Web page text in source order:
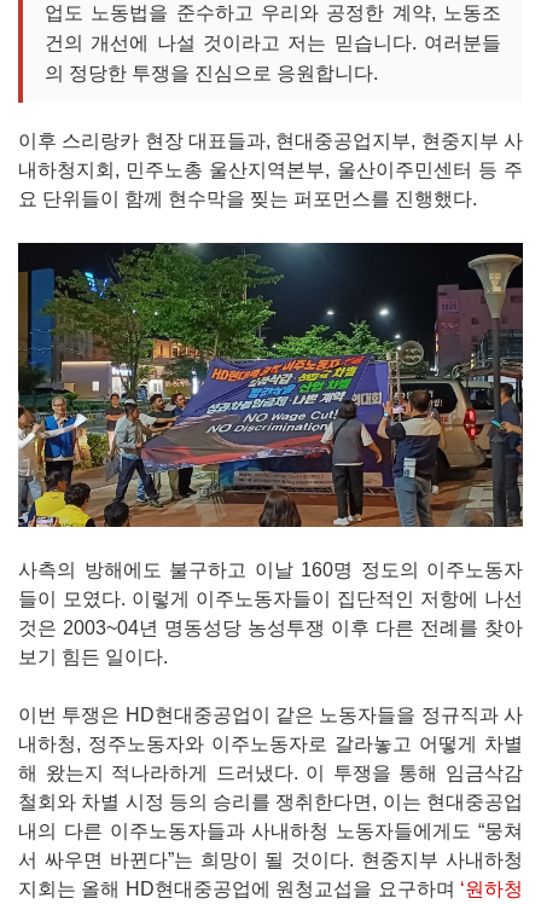
업도 노동법을 준수하고 우리와 공정한 계약, 노동조
건의 개선에 나설 것이라고 저는 믿습니다. 여러분들
의 정당한 투쟁을 진심으로 응원합니다.
이후 스리랑카 현장 대표들과, 현대중공업지부, 현중지부 사
내하청지회, 민주노총 울산지역본부, 울산이주민센터 등 주
요 단위들이 함께 현수막을 찢는 퍼포먼스를 진행했다.
사측의 방해에도 불구하고 이날 160명 정도의 이주노동자
들이 모였다. 이렇게 이주노동자들이 집단적인 저항에 나선
것은 2003~04년 명동성당 농성투쟁 이후 다른 전례를 찾아
보기 힘든 일이다.
이번 투쟁은 HD현대중공업이 같은 노동자들을 정규직과 사
내하청, 정주노동자와 이주노동자로 갈라놓고 어떻게 차별
해 왔는지 적나라하게 드러냈다. 이 투쟁을 통해 임금삭감
철회와 차별 시정 등의 승리를 쟁취한다면, 이는 현대중공업
내의 다른 이주노동자들과 사내하청 노동자들에게도 “뭉쳐
서 싸우면 바뀐다”는 희망이 될 것이다. 현중지부 사내하청
지회는 올해 HD현대중공업에 원청교섭을 요구하며 ‘원하청